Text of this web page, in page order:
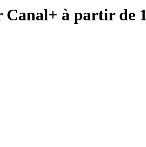
à partir de